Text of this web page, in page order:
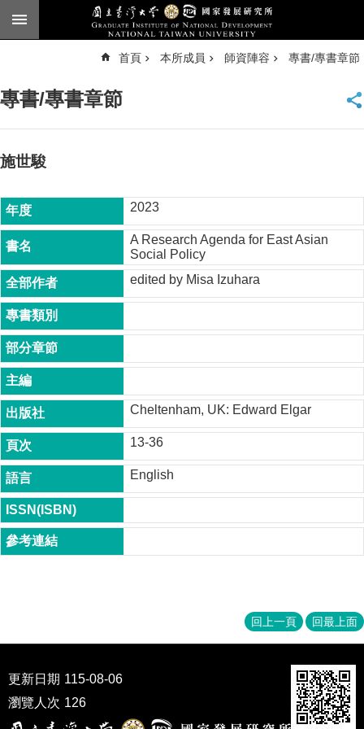
跳到主要內容區塊
臺
頁
公
告
所
簡
介
本
所
成
員
博
士
班
碩
士
班
在
研
究
國
首頁 本所成員 師資陣容 專書/專書章節
專書/專書章節
施世駿
2023
A Research Agenda for East Asian
Social Policy
edited by Misa Izuhara
Cheltenham, UK: Edward Elgar
13-36
English
回上一頁 回最上面
更新日期 115-08-06
瀏覽人次 126